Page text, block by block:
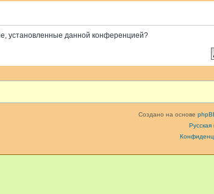
установленные данной конференцией?
Создано на основе